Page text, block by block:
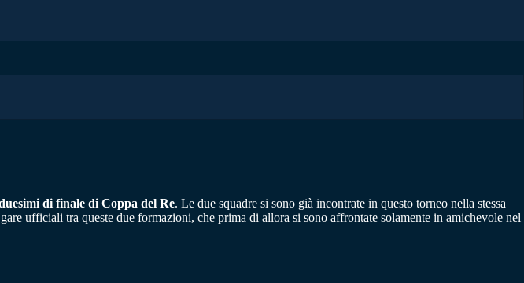
di finale di Coppa del Re. Le due squadre si sono già incontrate in questo torneo nella stessa
ufficiali tra queste due formazioni, che prima di allora si sono affrontate solamente in amichevole nel